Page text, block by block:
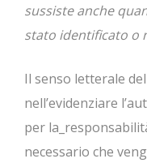
sussiste anche
stato identificato o
Il senso letterale
nell’evidenziare
per
necessario che